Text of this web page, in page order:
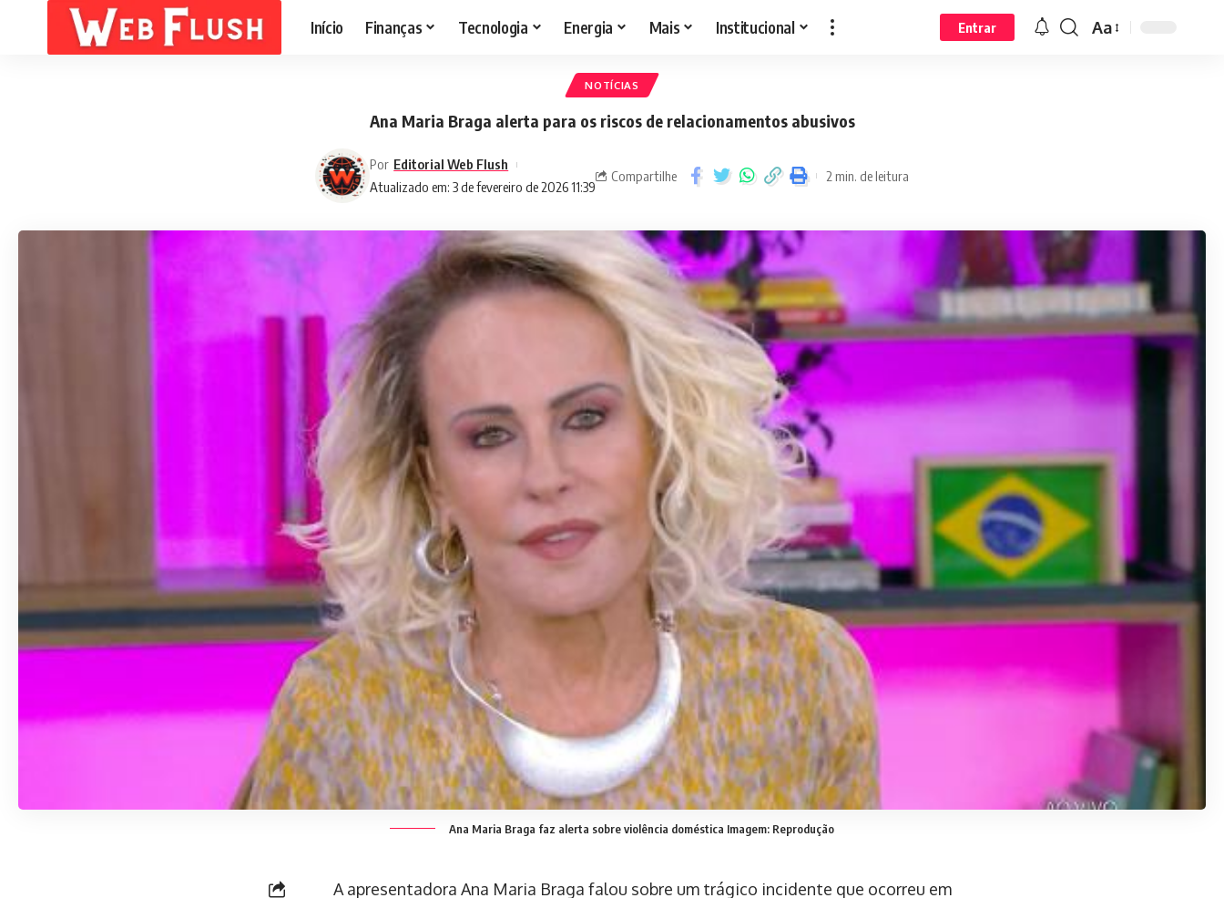
Início Finanças Tecnologia Energia Mais Institucional Entrar Aa
NOTÍCIAS
Ana Maria Braga alerta para os riscos de relacionamentos abusivos
Atualizado em: 3 de fevereiro de 2026 11:39
Por Editorial Web Flush
Compartilhe 2 min. de leitura
Ana Maria Braga faz alerta sobre violência doméstica Imagem: Reprodução
A apresentadora Ana Maria Braga falou sobre um trágico incidente que ocorreu em